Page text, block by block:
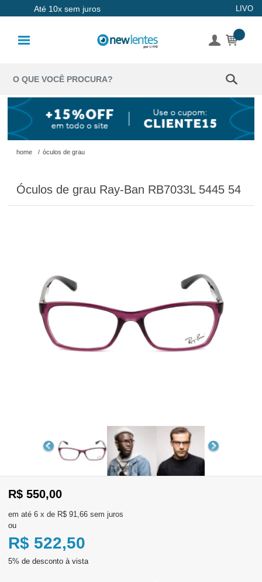
Até 10x sem juros LIVO
Coloridas
Solução
Óculos de
Óculos de
Grau
Consultar
Pedidos
Recompra
aqui
Registre-
se
home / óculos de grau
Óculos de grau Ray-Ban RB7033L 5445 54
R$ 550,00
6 x de R$ 91,66 sem juros
ou
R$ 522,50